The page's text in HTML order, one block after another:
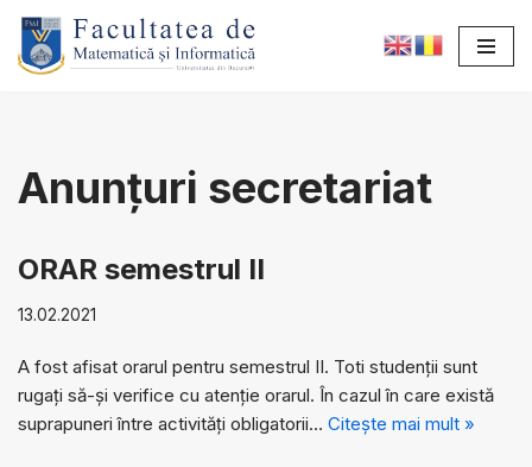
Sari
Anunțuri secretariat
ORAR semestrul II
13.02.2021
A fost afisat orarul pentru semestrul II. Toti studenții sunt
rugați să-și verifice cu atenție orarul. În cazul în care există
suprapuneri între activități obligatorii… Citește mai mult »